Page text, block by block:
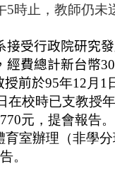
5時止，教師仍
受行政院研究
經費總計新台幣
授前於95年12月1
在校時已支教授
元，提會報告。
育室辦理（非學
。